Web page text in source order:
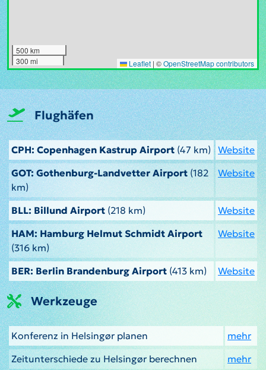
500 km
300 mi
Leaflet | ©OpenStreetMap contributors
Flughäfen
CPH: Copenhagen Kastrup Airport (47 km) Website
GOT: Gothenburg-Landvetter Airport(182
km)
Website
BLL: Billund Airport (218 km)
Website
HAM: Hamburg Helmut Schmidt Airport
(316 km)
Website
BER: Berlin Brandenburg Airport (413 km) Website
Werkzeuge
Konferenz in Helsingør planen
mehr
Zeitunterschiede zu Helsingør berechnen
mehr